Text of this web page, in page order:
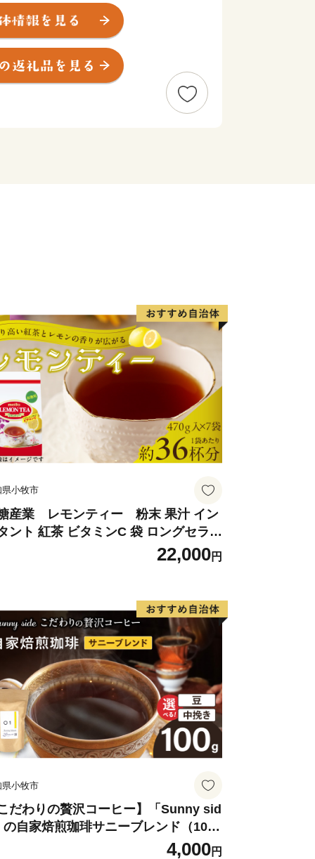
地域資源を有しています。
った」「住み続けたい」と誰もが実
い 自然の恵みあふれる 住みよいま
を愛し、思いやりを持って暮らせる
小牧市
産業 レモンティー 粉末 果汁 イン
ント 紅茶 ビタミンC 袋 ロングセラー
飲料 粉末茶 簡単 手軽 ホット アイス
22,000円
小牧市
だわりの贅沢コーヒー】「Sunny sid
の自家焙煎珈琲サニーブレンド（100
4,000円